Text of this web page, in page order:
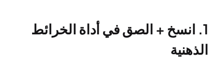
1. انسخ + الصق في أداة الخرائط
الذهنية